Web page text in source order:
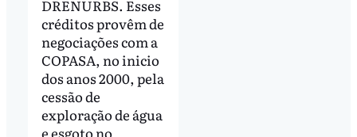
DRENURBS. Esses
créditos provêm de
negociações com a
COPASA, no inicio
dos anos 2000, pela
cessão de
exploração de água
e esgoto no